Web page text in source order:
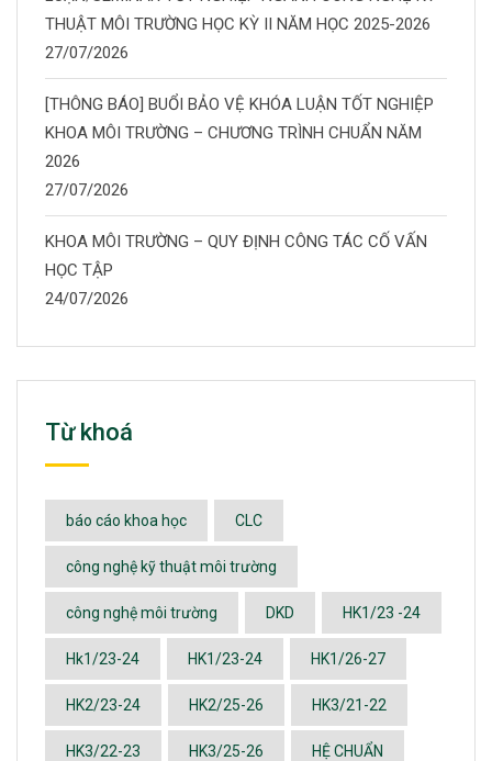
THUẬT MÔI TRƯỜNG HỌC KỲ II NĂM HỌC 2025-2026
27/07/2026
[THÔNG BÁO] BUỔI BẢO VỆ KHÓA LUẬN TỐT NGHIỆP
KHOA MÔI TRƯỜNG – CHƯƠNG TRÌNH CHUẨN NĂM
2026
27/07/2026
KHOA MÔI TRƯỜNG – QUY ĐỊNH CÔNG TÁC CỐ VẤN
HỌC TẬP
24/07/2026
Từ khoá
báo cáo khoa học CLC
công nghệ kỹ thuật môi trường
công nghệ môi trường DKD HK1/23 -24
Hk1/23-24 HK1/23-24 HK1/26-27
HK2/23-24 HK2/25-26 HK3/21-22
HK3/22-23 HK3/25-26 HỆ CHUẨN